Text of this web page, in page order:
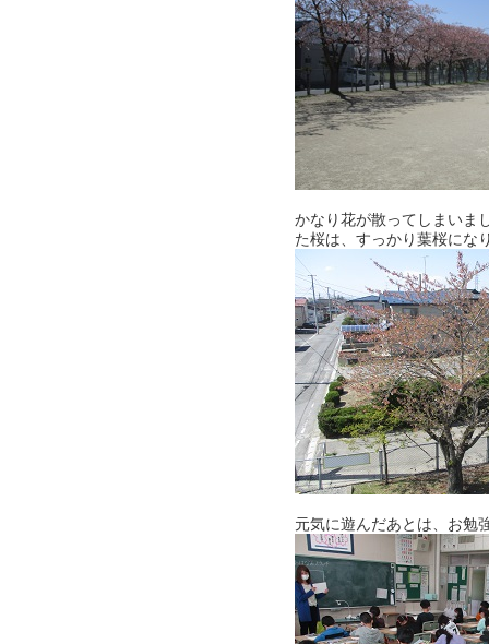
かなり花が散ってしまいま
た桜は、すっかり葉桜にな
元気に遊んだあとは、お勉